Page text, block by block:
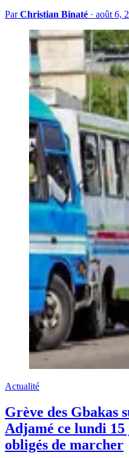
ParChristian Binaté · août 6,
Actualité
Grève des Gbakas
Adjamé ce lundi
obligés de marcher